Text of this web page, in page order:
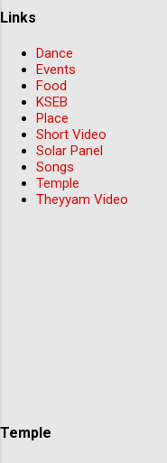
Links
Dance
Events
Food
KSEB
Place
Short Video
Solar Panel
Songs
Temple
Theyyam Video
Temple